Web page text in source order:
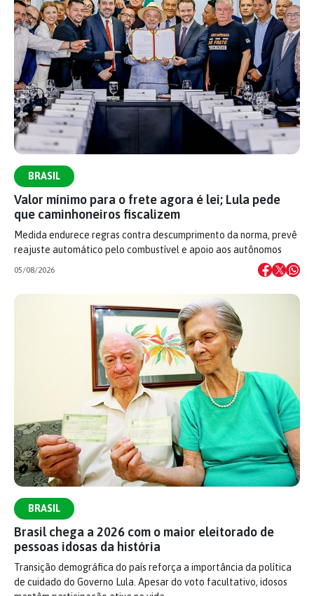
BRASIL
Valor mínimo para o frete agora é lei; Lula pede
que caminhoneiros fiscalizem
Medida endurece regras contra descumprimento da norma, prevê
reajuste automático pelo combustível e apoio aos autônomos
05/08/2026
BRASIL
Brasil chega a 2026 com o maior eleitorado de
pessoas idosas da história
Transição demográfica do país reforça a importância da política
de cuidado do Governo Lula. Apesar do voto facultativo, idosos